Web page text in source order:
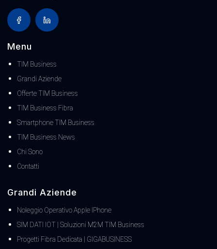
Menu
TIM Business
Grandi Aziende
Offerte TIM Business
TIM Business Fibra
Smartphone TIM Business
TIM Business News
Chi Sono
Contatti
Grandi Aziende
Noleggio Operativo Apple IPhone
SIM DATI IOT | Soluzioni M2M TIM Business
Progetti Fibra Dedicata | GIGABUSINESS